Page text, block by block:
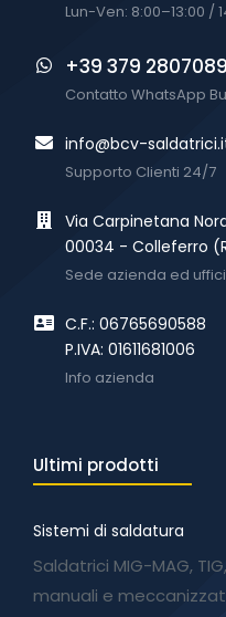
Lun-Ven: 8:00–13:00 /
+39 379 2807089
Contatto WhatsApp
info@bcv-
Supporto Clienti 24/7
Via Carpinetana
00034 - Colleferro
Sede azienda ed uffici
C.F.: 06765690588
P.IVA: 01611681006
Info azienda
Ultimi prodotti
Sistemi di saldatura
Saldatrici MIG-MAG,
manuali e